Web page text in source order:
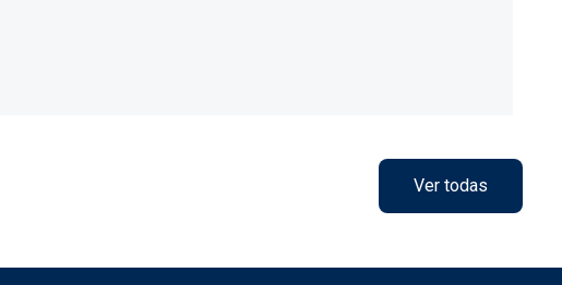
Ver todas